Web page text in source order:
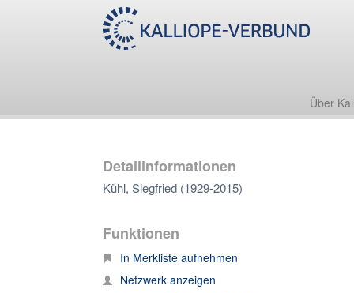
Über
Detailinformationen
Kühl, Siegfried (1929-2015)
Funktionen
In Merkliste aufnehmen
Netzwerk anzeigen